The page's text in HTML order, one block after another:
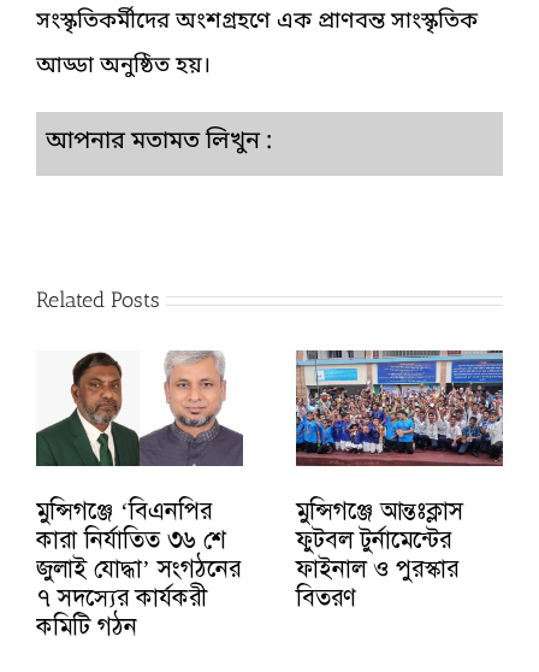
সংস্কৃতিকর্মীদের অংশগ্রহণে এক প্রাণবন্ত সাংস্কৃতিক
আড্ডা অনুষ্ঠিত হয়।
আপনার মতামত লিখুন :
Related Posts
মুন্সিগঞ্জে ‘বিএনপির
কারা নির্যাতিত ৩৬ শে
জুলাই যোদ্ধা’ সংগঠনের
৭ সদস্যের কার্যকরী
কমিটি গঠন
মুন্সিগঞ্জে আন্তঃক্লাস
ফুটবল টুর্নামেন্টের
ফাইনাল ও পুরস্কার
বিতরণ